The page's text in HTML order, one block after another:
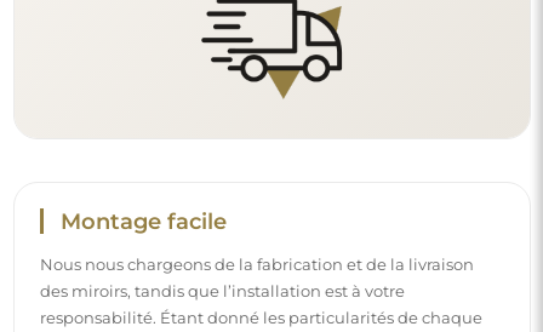
Montage facile
Nous nous chargeons de la fabrication et de la livraison
des miroirs, tandis que l’installation est à votre
responsabilité. Étant donné les particularités de chaque